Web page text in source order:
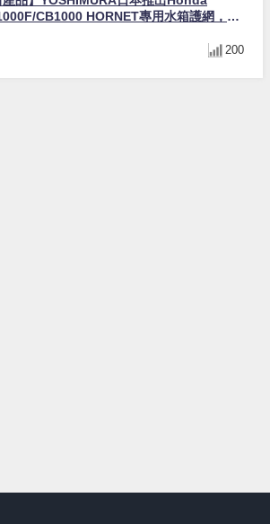
CB1000 HORNET專用水箱護網，六
200